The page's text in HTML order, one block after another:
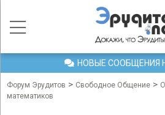
НОВЫЕ СООБЩЕНИЯ
Форум Эрудитов > Свободное Общение >
математиков